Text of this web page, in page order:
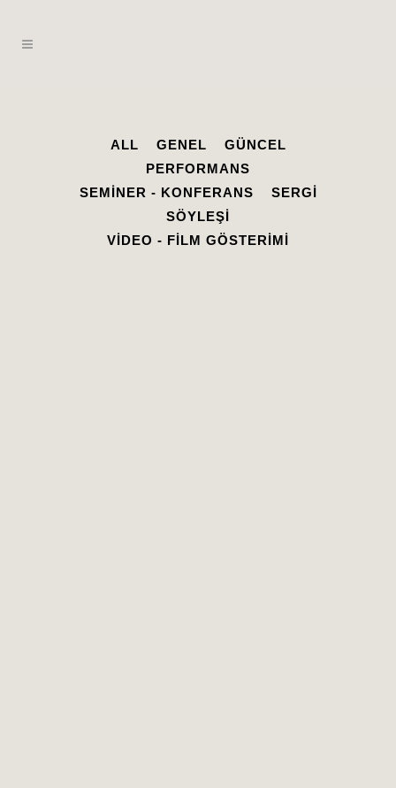
ALL GENEL
GÜNCEL
PERFORMANS
SEMINER - KONFERANS
SERGI
SÖYLEŞI
VIDEO - FILM GÖSTERIMI